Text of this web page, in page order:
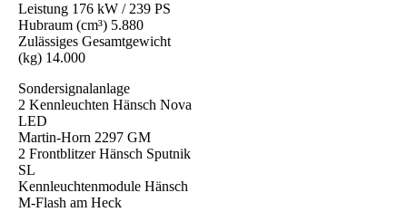
Leistung 176 kW / 239 PS
Hubraum (cm³) 5.880
Zulässiges Gesamtgewicht
(kg) 14.000
Sondersignalanlage
2 Kennleuchten Hänsch Nova
LED
Martin-Horn 2297 GM
2 Frontblitzer Hänsch Sputnik
SL
Kennleuchtenmodule Hänsch
M-Flash am Heck